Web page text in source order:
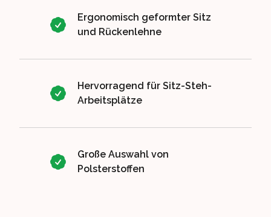
Ergonomisch geformter Sitz
und Rückenlehne
Hervorragend für Sitz-Steh-
Arbeitsplätze
Große Auswahl von
Polsterstoffen